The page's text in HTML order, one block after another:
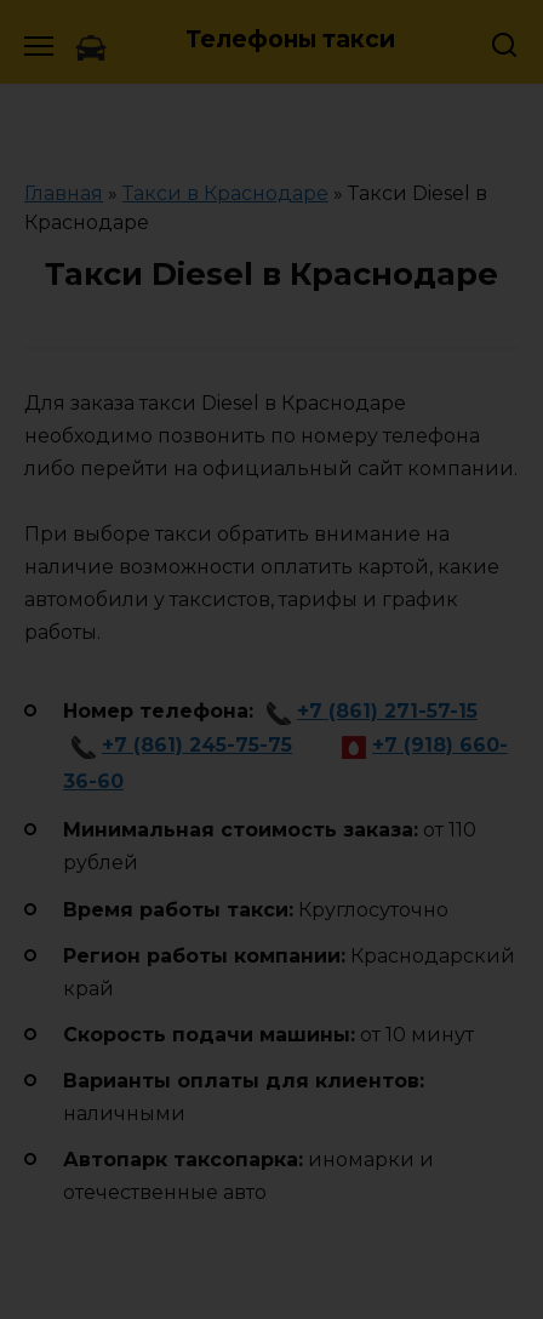
Телефоны такси
Главная » Такси в Краснодаре » Такси Diesel в
Краснодаре
Такси Diesel в Краснодаре
Для заказа такси Diesel в Краснодаре
необходимо позвонить по номеру телефона
либо перейти на официальный сайт компании.
При выборе такси обратить внимание на
наличие возможности оплатить картой, какие
автомобили у таксистов, тарифы и график
работы.
Номер телефона:
+7 (861) 271-57-15
+7 (861) 245-75-75
+7 (918) 660-
36-60
Минимальная стоимость заказа: от 110
рублей
Время работы такси: Круглосуточно
Регион работы компании: Краснодарский
край
Cкорость подачи машины: от 10 минут
Варианты оплаты для клиентов:
наличными
Автопарк таксопарка: иномарки и
отечественные авто